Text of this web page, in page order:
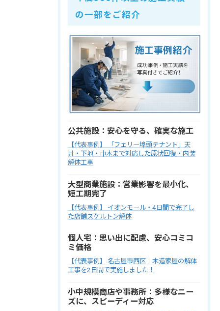
の一部をご紹介
公共施設：安心を守る、確実な施工
【代表事例】 「フェリー埠頭テナント」天
井・下地・巾木まで対応した原状回復・内装
解体工事
大型商業施設：営業影響を最小化、
短工期完了
【代表事例】 イオンモール・4日間で完了し
た店舗スケルトン解体
個人宅：思い出に配慮、安心コミコ
ミ価格
【代表事例】 名古屋市西区｜木造家屋の解体
工事を2日間で実施しました！
小中規模商店や事務所：多様なニー
ズに、スピーディー対応